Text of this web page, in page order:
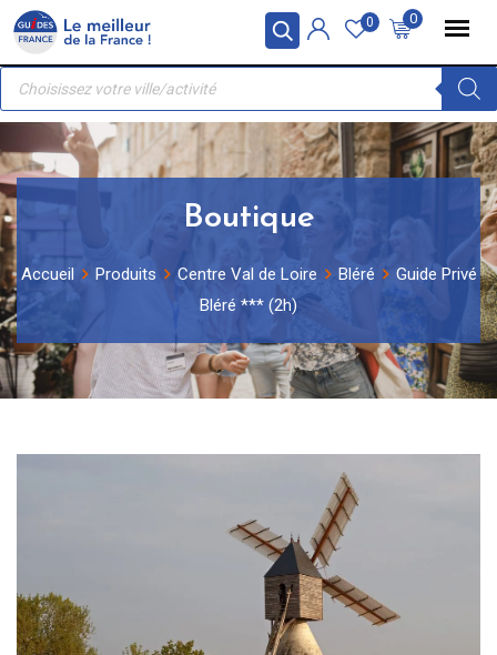
Panneau de gestion des cookies
Skip
content
0
0
Recherche
produits
Boutique
Accueil Produits Centre Val de Loire Bléré
Guide Privé
Bléré *** (2h)